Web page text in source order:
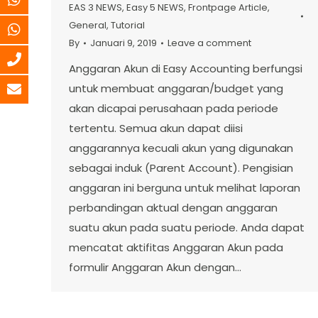
EAS 3 NEWS, Easy 5 NEWS, Frontpage Article,
General, Tutorial
By
Januari 9, 2019 Leave a comment
Anggaran Akun di Easy Accounting berfungsi
untuk membuat anggaran/budget yang
akan dicapai perusahaan pada periode
tertentu. Semua akun dapat diisi
anggarannya kecuali akun yang digunakan
sebagai induk (Parent Account). Pengisian
anggaran ini berguna untuk melihat laporan
perbandingan aktual dengan anggaran
suatu akun pada suatu periode. Anda dapat
mencatat aktifitas Anggaran Akun pada
formulir Anggaran Akun dengan…